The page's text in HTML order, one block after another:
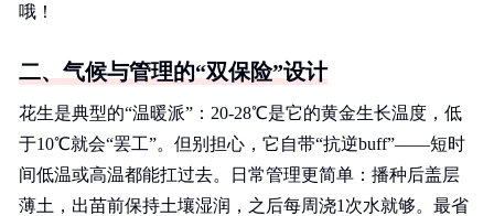
哦！
二、气候与管理的“双保险”设计
花生是典型的“温暖派”：20-28℃是它的黄金生长温度，低
于10℃就会“罢工”。但别担心，它自带“抗逆buff”——短时
间低温或高温都能扛过去。日常管理更简单：播种后盖层
薄土，出苗前保持土壤湿润，之后每周浇1次水就够。最省